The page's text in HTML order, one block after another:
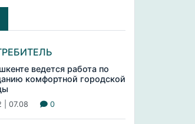
ведется работа по
комфортной городской
| 07.08 0